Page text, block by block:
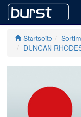
Startseite
DUNCAN